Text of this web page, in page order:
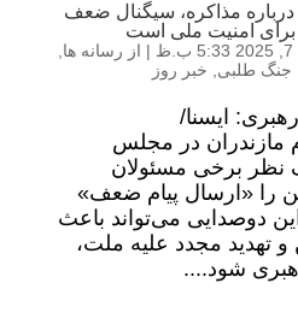
مذاکره، سیگنال ضعف
امنیت ملی است
| از رسانه ها
جنگ طلبی خبر روز
ایسنا/
مازندران در مجلس
نظر برخی مسئولان
را «ارسال پیام ضعف»
دوصدایی می‌تواند باعث
تهدید مجدد علیه ملت،
شود....